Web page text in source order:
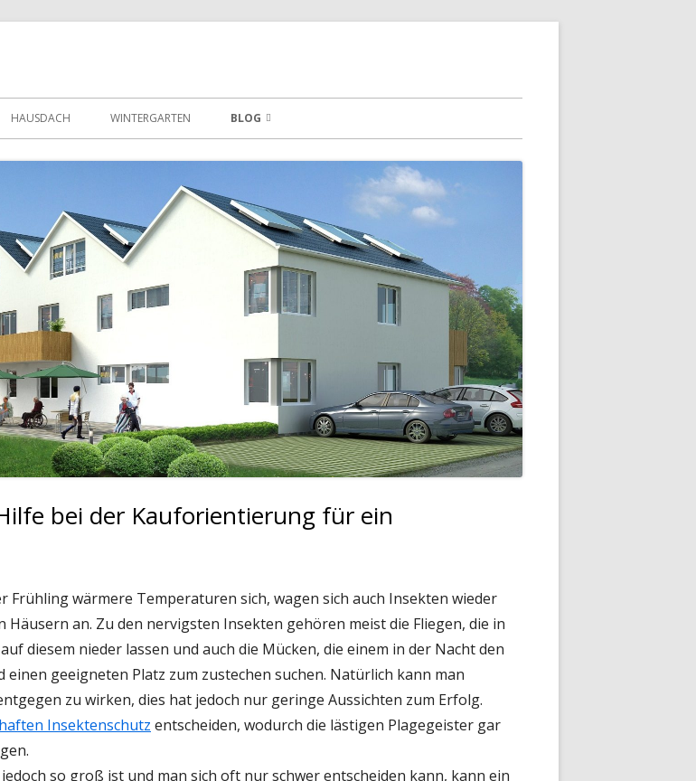
HAUSDACH WINTERGARTEN BLOG
UMWELTSCHONENDER
INSEKTENSCHUTZ
INSEKTENSCHUTZTÜREN
TESTBERICHT FLIEGENGITTER
bei der Kauforientierung für ein
wärmere Temperaturen sich, wagen sich auch Insekten wieder
an. Zu den nervigsten Insekten gehören meist die Fliegen, die in
diesem nieder lassen und auch die Mücken, die einem in der Nacht den
geeigneten Platz zum zustechen suchen. Natürlich kann man
zu wirken, dies hat jedoch nur geringe Aussichten zum Erfolg.
Insektenschutz entscheiden, wodurch die lästigen Plagegeister gar
so groß ist und man sich oft nur schwer entscheiden kann, kann ein